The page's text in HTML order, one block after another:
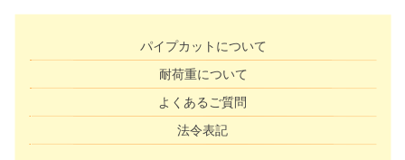
パイプカットについて
耐荷重について
よくあるご質問
法令表記